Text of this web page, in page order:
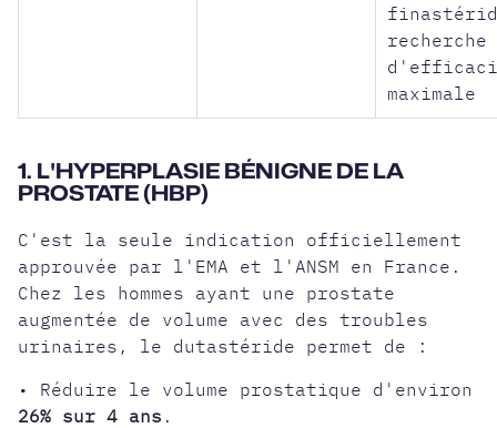
recherche
maximale
1. L'HYPERPLASIE BÉNIGNE DE LA
PROSTATE (HBP)
C'est la seule indication officiellement
approuvée par l'EMA et l'ANSM en France.
Chez les hommes ayant une prostate
augmentée de volume avec des troubles
urinaires, le dutastéride permet de :
• Réduire le volume prostatique d'environ
26% sur 4 ans .